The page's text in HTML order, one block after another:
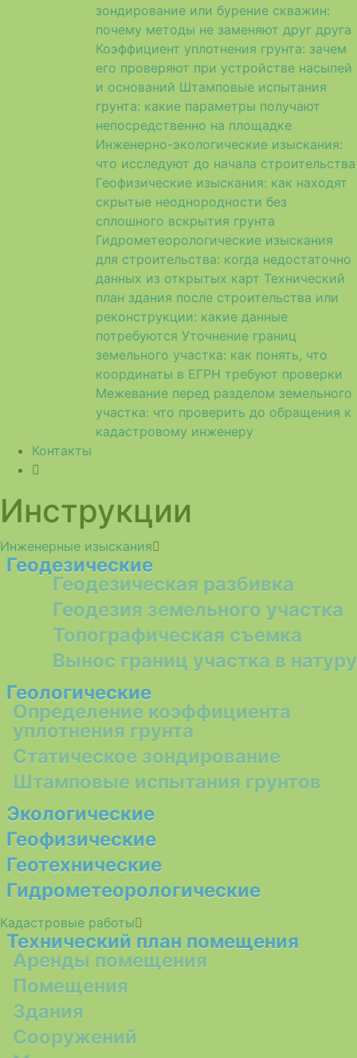
зондирование или бурение скважин:
почему методы не заменяют друг друга
Коэффициент уплотнения грунта: зачем
его проверяют при устройстве насыпей
и оснований Штамповые испытания
грунта: какие параметры получают
непосредственно на площадке
Инженерно-экологические изыскания:
что исследуют до начала строительства
Геофизические изыскания: как находят
скрытые неоднородности без
сплошного вскрытия грунта
Гидрометеорологические изыскания
для строительства: когда недостаточно
данных из открытых карт Технический
план здания после строительства или
реконструкции: какие данные
потребуются Уточнение границ
земельного участка: как понять, что
координаты в ЕГРН требуют проверки
Межевание перед разделом земельного
участка: что проверить до обращения к
кадастровому инженеру
Контакты
Инструкции
Инженерные изыскания
Геодезические
Геодезическая разбивка
Геодезия земельного участка
Топографическая съемка
Вынос границ участка в натуру
Геологические
Определение коэффициента
уплотнения грунта
Статическое зондирование
Штамповые испытания грунтов
Экологические
Геофизические
Геотехнические
Гидрометеорологические
Кадастровые работы
Технический план помещения
Аренды помещения
Помещения
Здания
Сооружений